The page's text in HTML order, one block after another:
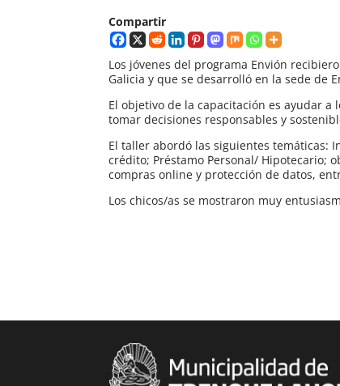
Compartir
Los jóvenes del programa Envión
Galicia y que se desarrolló en la sede de
El objetivo de la capacitación es ayudar
tomar decisiones responsables y
El taller abordó las siguientes temáticas:
crédito; Préstamo Personal/ Hipotecario;
compras online y protección de datos,
Los chicos/as se mostraron muy